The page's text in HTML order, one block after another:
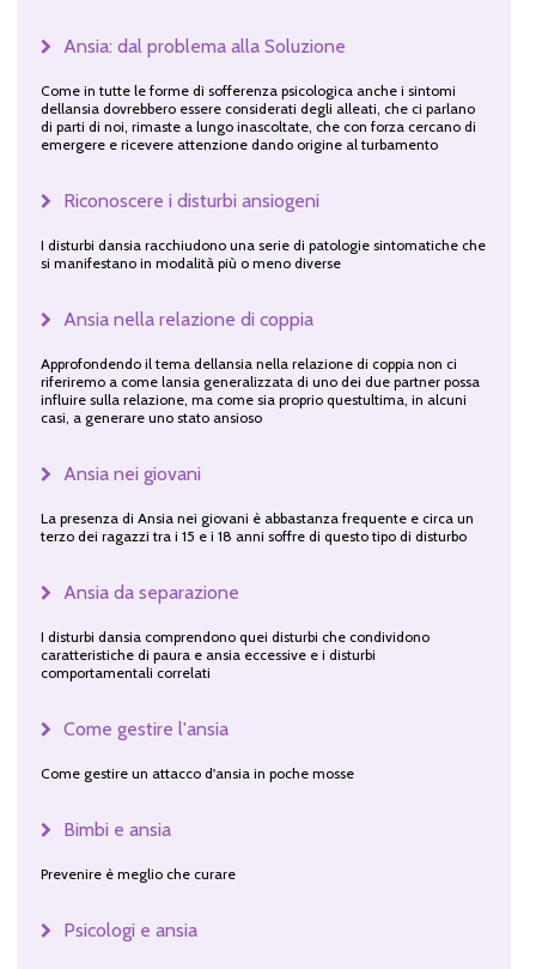
Ansia: dal problema alla Soluzione
Come in tutte le forme di sofferenza psicologica anche i sintomi
dellansia dovrebbero essere considerati degli alleati, che ci parlano
di parti di noi, rimaste a lungo inascoltate, che con forza cercano di
emergere e ricevere attenzione dando origine al turbamento
Riconoscere i disturbi ansiogeni
I disturbi dansia racchiudono una serie di patologie sintomatiche che
si manifestano in modalità più o meno diverse
Ansia nella relazione di coppia
Approfondendo il tema dellansia nella relazione di coppia non ci
riferiremo a come lansia generalizzata di uno dei due partner possa
influire sulla relazione, ma come sia proprio questultima, in alcuni
casi, a generare uno stato ansioso
Ansia nei giovani
La presenza di Ansia nei giovani è abbastanza frequente e circa un
terzo dei ragazzi tra i 15 e i 18 anni soffre di questo tipo di disturbo
Ansia da separazione
I disturbi dansia comprendono quei disturbi che condividono
caratteristiche di paura e ansia eccessive e i disturbi
comportamentali correlati
Come gestire l'ansia
Come gestire un attacco d'ansia in poche mosse
Bimbi e ansia
Prevenire è meglio che curare
Psicologi e ansia